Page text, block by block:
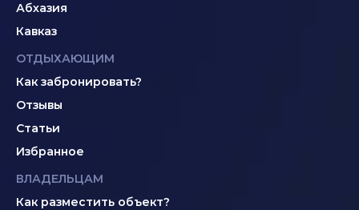
Абхазия
Кавказ
ОТДЫХАЮЩИМ
Как забронировать?
Отзывы
Статьи
Избранное
ВЛАДЕЛЬЦАМ
Как разместить объект?